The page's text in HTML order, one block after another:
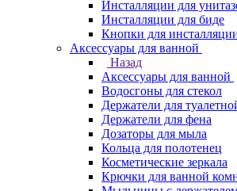
Инсталляции для
Инсталляции для биде
Кнопки для
Аксессуары для ванной
Назад
Аксессуары для ванной
Водосгоны для стекол
Держатели для
Держатели для фена
Дозаторы для мыла
Кольца для полотенец
Косметические зеркала
Крючки для ванной